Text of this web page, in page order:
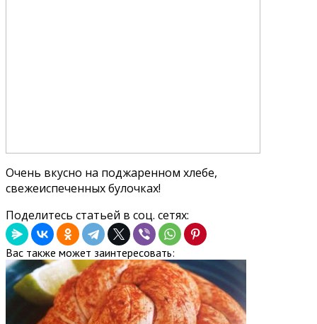
Очень вкусно на поджаренном хлебе,
свежеиспеченных булочках!
Поделитесь статьей в соц. сетях:
Вас также может заинтересовать: